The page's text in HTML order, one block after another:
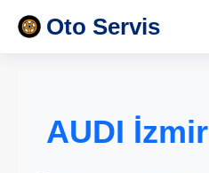
Oto Servis
AUDI İzmir